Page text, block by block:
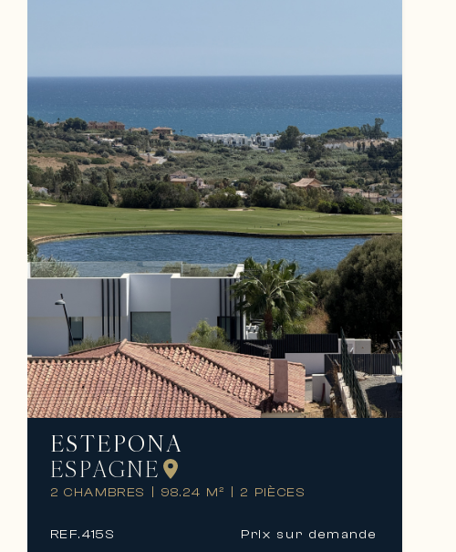
ESTEPONA
ESPAGNE
2 CHAMBRES 98.24 M² 2 PIÈCES
REF.415S Prix ​​sur demande